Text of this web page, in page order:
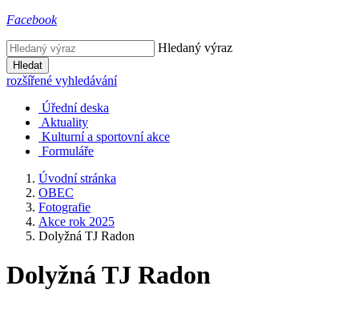
Facebook
Hledaný výraz
Hledat
rozšířené vyhledávání
Úřední deska
Aktuality
Kulturní a sportovní akce
Formuláře
Úvodní stránka
OBEC
Fotografie
Akce rok 2025
Dolyžná TJ Radon
Dolyžná TJ Radon